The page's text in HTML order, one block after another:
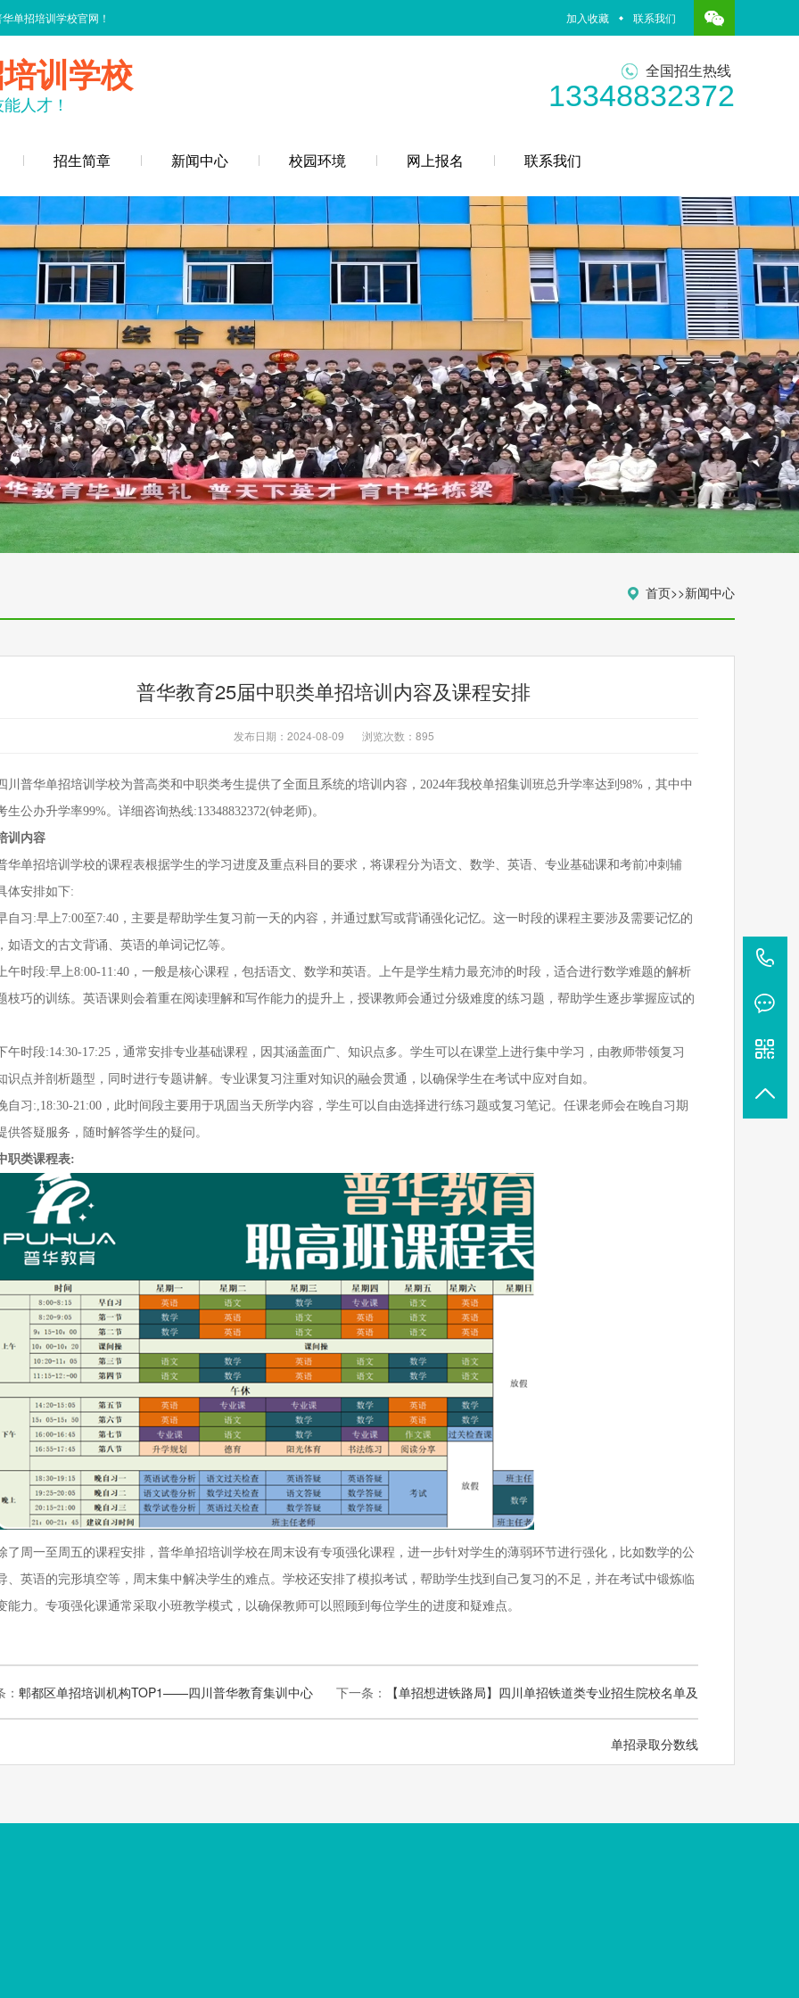
单招培训学校官网！ 加入收藏 联系我们
训学校
人才！
全国招生热线
13348832372
招生简章 新闻中心 校园环境 网上报名 联系我们
首页>>新闻中心
普华教育25届中职类单招培训内容及课程安排
发布日期：2024-08-09 浏览次数： 895
川普华单招培训学校为普高类和中职类考生提供了全面且系统的培训内容， 2024年我校单招集训班总升学率达到98%，其中中
生公办升学率99%。详细咨询热线:13348832372(钟老师)。
训内容
华单招培训学校的课程表根据学生的学习进度及重点科目的要求，将课程分为语文、数学、英语、专业基础课和考前冲刺辅
体安排如下:
自习 :早上7:00至7:40，主要是帮助学生复习前一天的内容，并通过默写或背诵强化记忆。这一时段的课程主要涉及需要记忆的
如语文的古文背诵、英语的单词记忆等。
午时段:早上8:00-11:40，一般是核心课程，包括语文、数学和英语。上午是学生精力最充沛的时段，适合进行数学难题的解析
枝巧的训练。英语课则会着重在阅读理解和写作能力的提升上，授课教师会通过分级难度的练习题，帮助学生逐步掌握应试的
午时段:14:30-17:25，通常安排专业基础课程，因其涵盖面广、知识点多。学生可以在课堂上进行集中学习，由教师带领复习
识点并剖析题型，同时进行专题讲解。专业课复习注重对知识的融会贯通，以确保学生在考试中应对自如。
自习 :,18:30-21:00，此时间段主要用于巩固当天所学内容，学生可以自由选择进行练习题或复习笔记。任课老师会在晚自习期
供答疑服务，随时解答学生的疑问。
职类课程表:
了周一至周五的课程安排，普华单招培训学校在周末设有专项强化课程，进一步针对学生的薄弱环节进行强化，比如数学的公
、英语的完形填空等，周末集中解决学生的难点。学校还安排了模拟考试，帮助学生找到自己复习的不足，并在考试中锻炼临
能力。专项强化课通常采取小班教学模式，以确保教师可以照顾到每位学生的进度和疑难点。
郫都区单招培训机构TOP1——四川普华教育集训中心 下一条： 【单招想进铁路局】四川单招铁道类专业招生院校名单及
单招录取分数线